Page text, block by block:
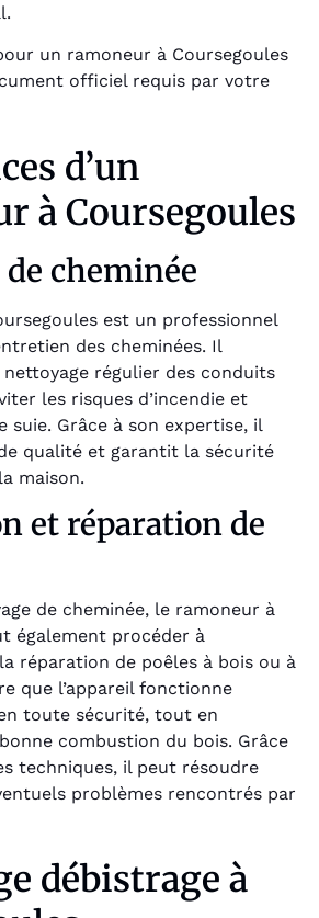
un ramoneur à Coursegoules
officiel requis par votre
d’un
à Coursegoules
cheminée
est un professionnel
des cheminées. Il
régulier des conduits
les risques d’incendie et
suie. Grâce à son expertise, il
qualité et garantit la sécurité
maison.
et réparation de
de cheminée, le ramoneur à
également procéder à
réparation de poêles à bois ou à
que l’appareil fonctionne
toute sécurité, tout en
combustion du bois. Grâce
techniques, il peut résoudre
problèmes rencontrés par
débistrage à